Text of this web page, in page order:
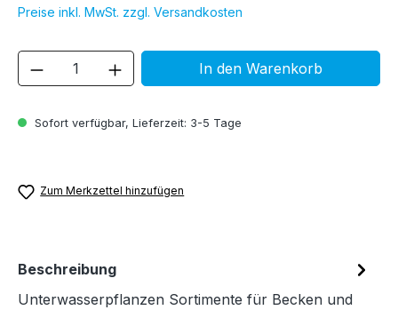
Preise inkl. MwSt. zzgl. Versandkosten
Sofort verfügbar, Lieferzeit: 3-5 Tage
Produkt Anzahl: Gib denIn den Warenkorb
Zum Merkzettel hinzufügen
Beschreibung
Unterwasserpflanzen Sortimente für Becken und